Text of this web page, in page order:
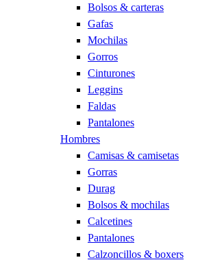
Bolsos & carteras
Gafas
Mochilas
Gorros
Cinturones
Leggins
Faldas
Pantalones
Hombres
Camisas & camisetas
Gorras
Durag
Bolsos & mochilas
Calcetines
Pantalones
Calzoncillos & boxers